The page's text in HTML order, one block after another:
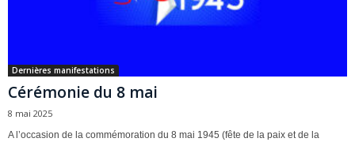
Dernières manifestations
Cérémonie du 8 mai
8 mai 2025
A l’occasion de la commémoration du 8 mai 1945 (fête de la paix et de la